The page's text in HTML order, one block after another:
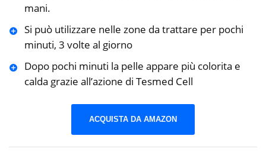
mani.
Si può utilizzare nelle zone da trattare per pochi
minuti, 3 volte al giorno
Dopo pochi minuti la pelle appare più colorita e
calda grazie all’azione di Tesmed Cell
ACQUISTA DA AMAZON